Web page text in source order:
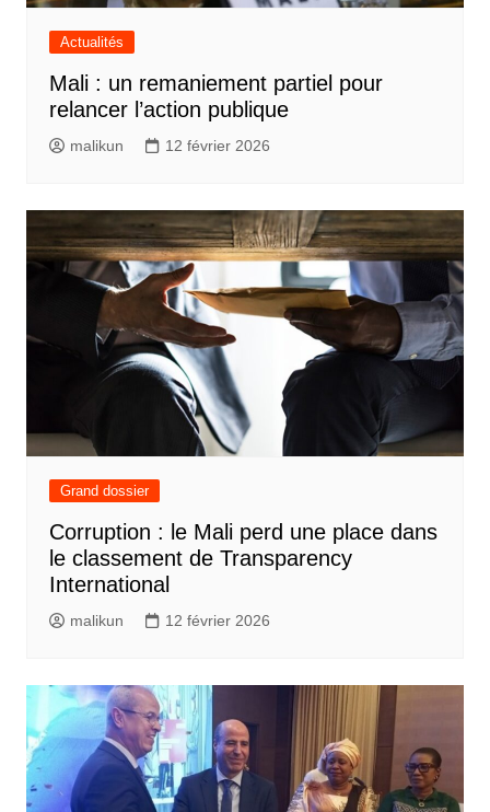
Actualités
Mali : un remaniement partiel pour
relancer l’action publique
malikun 12 février 2026
Grand dossier
Corruption : le Mali perd une place dans
le classement de Transparency
International
malikun 12 février 2026